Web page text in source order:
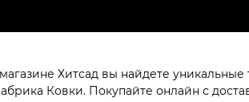
Хитсад вы найдете
Ковки. Покупайте онлайн с